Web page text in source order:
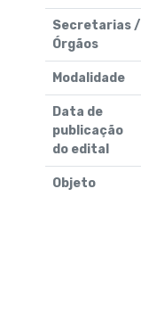
Secretarias /
Órgãos
Modalidade
Data de
publicação
do edital
Objeto